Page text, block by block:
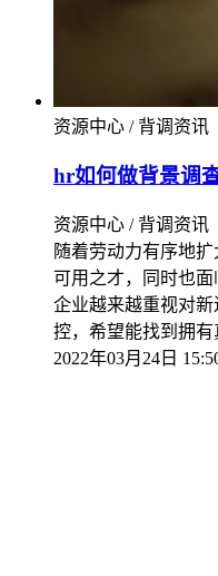
资源中心 / 背调资讯
hr如何做背景调
资源中心 / 背调资讯
随着劳动力有序地
可用之才，同时也
企业越来越重视对
控，希望能找到拥
2022年03月24日